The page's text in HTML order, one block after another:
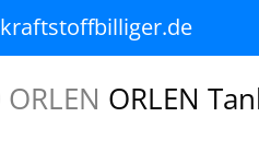
kraftstoffbilliger.de
ORLEN ORLEN